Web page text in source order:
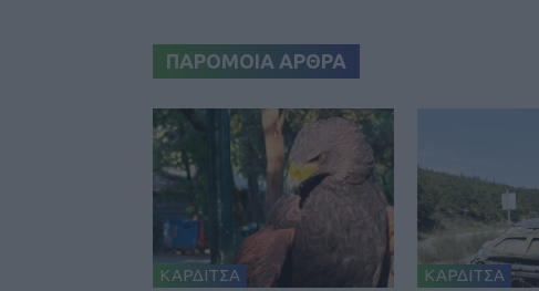
ΠΑΡΟΜΟΙΑ ΑΡΘΡΑ
ΚΑΡΔΙΤΣΑ ΚΑΡΔΙΤΣΑ